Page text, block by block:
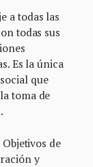
a todas las
todas sus
Es la única
que
toma de
de
y